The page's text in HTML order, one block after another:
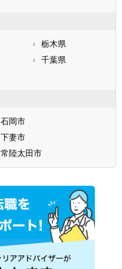
栃木県
千葉県
石岡市
下妻市
常陸太田市